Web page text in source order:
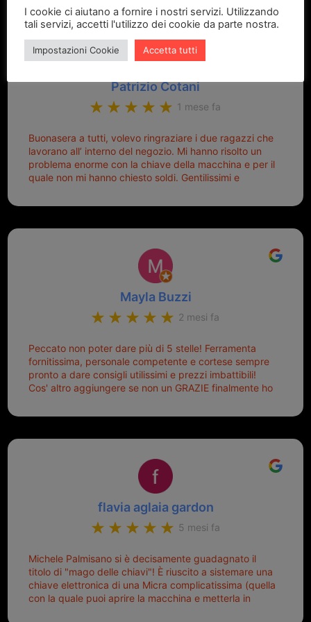
Patrizio Cotani
1 mese fa
Buonasera a tutti, volevo ringraziare i due ragazzi che
lavorano all’ interno del negozio. Mi hanno risolto un
problema enorme con la chiave della macchina e per il
quale non mi hanno chiesto soldi. Gentilissimi e
Sicuramente tornerò qui per qualsiasi altro problema.
Mayla Buzzi
2 mesi fa
Peccato non poter dare più di 5 stelle! Ferramenta
fornitissima, personale competente e cortese sempre
pronto a dare consigli utilissimi e prezzi imbattibili!
Cos' altro aggiungere se non un GRAZIE finalmente ho
mio riferimento. Ah dimenticavo...da loro sono riuscita
Top top top!!!
flavia aglaia gardon
5 mesi fa
Michele Palmisano si è decisamente guadagnato il
titolo di "mago delle chiavi"! È riuscito a sistemare una
chiave elettronica di una Micra complicatissima (quella
con la quale puoi aprire la macchina e metterla in
I cookie ci aiutano a fornire i nostri servizi. Utilizzando
tali servizi, accetti l'utilizzo dei cookie da parte nostra.
Impostazioni Cookie Accetta tutti